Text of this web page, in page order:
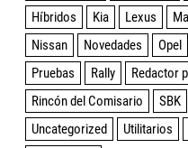
Híbridos
Kia Lexus
Nissan
Novedades Opel
Pruebas
Rally Redactor
Rincón del Comisario
SBK
Uncategorized
Utilitarios